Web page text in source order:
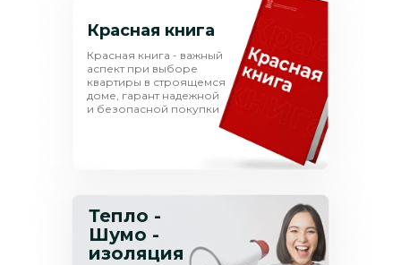
Красная книга
Красная книга - важный
аспект при выборе
квартиры в строящемся
доме, гарант надежной
и безопасной покупки
Тепло -
Шумо -
изоляция